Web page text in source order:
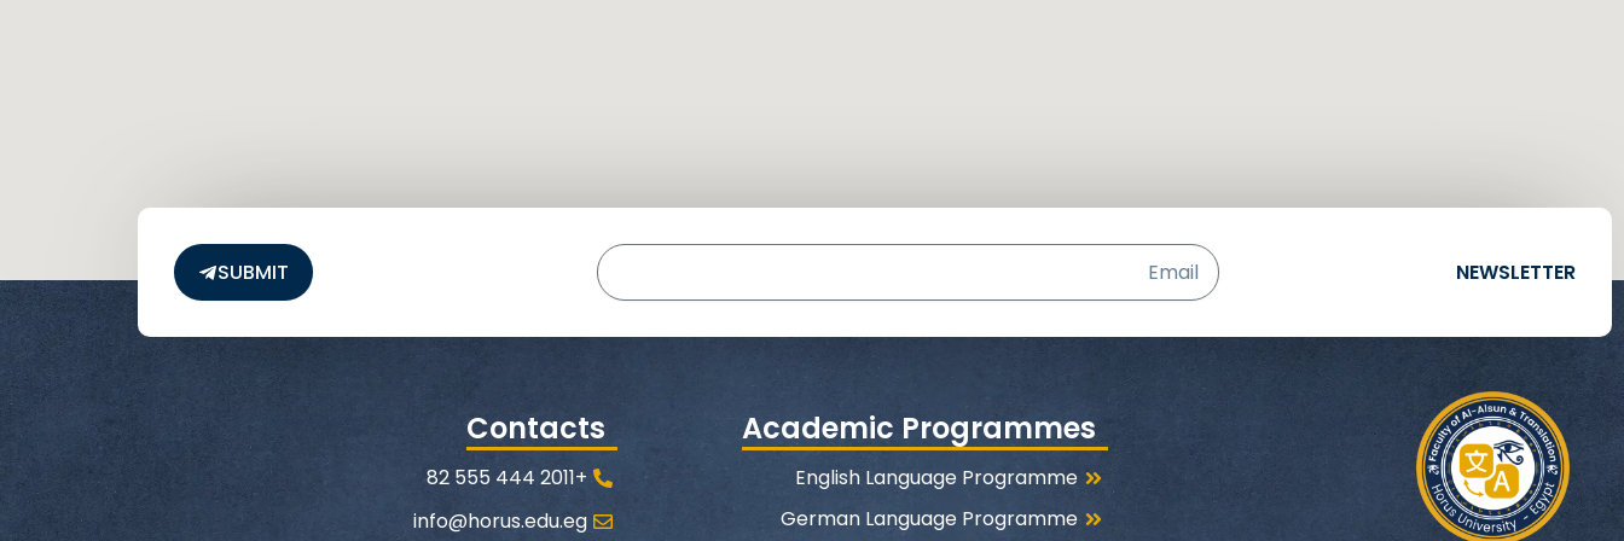
NEWSLETTER
Email
SUBMIT
Academic Programmes
English Language Programme
German Language Programme
Contacts
+2011 444 555 82
info@horus.edu.eg